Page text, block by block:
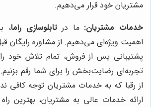
مشتریان خود قرار می‌دهیم.
خدمات مشتریان: ما درتابلوسازی راما،
اهمیت ویژه‌ای می‌دهیم. از مشاوره رایگان
پشتیبانی پس از فروش، تمام تلاش خود
تجربه‌ای رضایت‌بخش را برای شما رقم
از رقبا که به خدمات مشتریان توجه کافی
ارائه خدمات عالی به مشتریان، بهترین